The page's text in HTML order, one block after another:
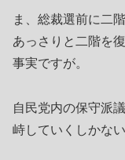
ま、総裁選前に二
あっさりと二階を
事実ですが。
自民党内の保守派
峙していくしかない